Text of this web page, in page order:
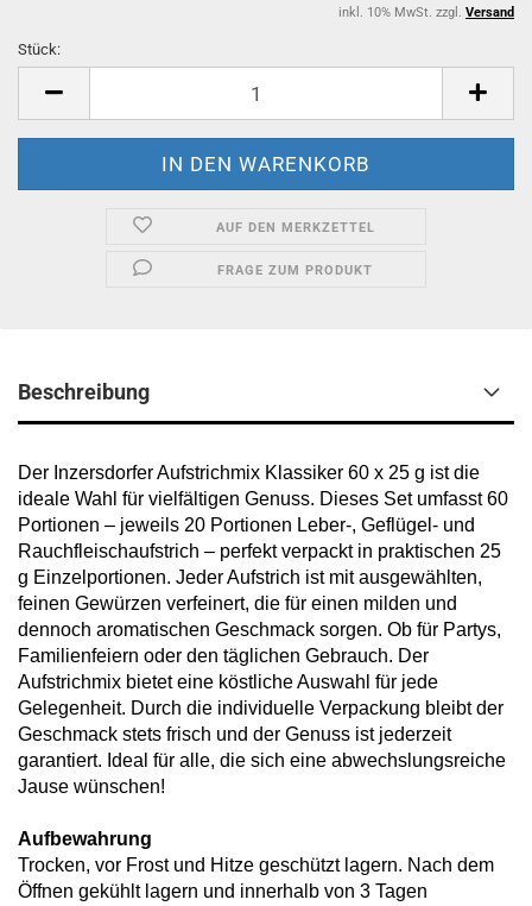
inkl. 10% MwSt. zzgl. Versand
Stück:
AUF DEN MERKZETTEL
FRAGE ZUM PRODUKT
Beschreibung
Der Inzersdorfer Aufstrichmix Klassiker 60 x 25 g ist die
ideale Wahl für vielfältigen Genuss. Dieses Set umfasst 60
Portionen – jeweils 20 Portionen Leber-, Geflügel- und
Rauchfleischaufstrich – perfekt verpackt in praktischen 25
g Einzelportionen. Jeder Aufstrich ist mit ausgewählten,
feinen Gewürzen verfeinert, die für einen milden und
dennoch aromatischen Geschmack sorgen. Ob für Partys,
Familienfeiern oder den täglichen Gebrauch. Der
Aufstrichmix bietet eine köstliche Auswahl für jede
Gelegenheit. Durch die individuelle Verpackung bleibt der
Geschmack stets frisch und der Genuss ist jederzeit
garantiert. Ideal für alle, die sich eine abwechslungsreiche
Jause wünschen!
Aufbewahrung
Trocken, vor Frost und Hitze geschützt lagern. Nach dem
Öffnen gekühlt lagern und innerhalb von 3 Tagen